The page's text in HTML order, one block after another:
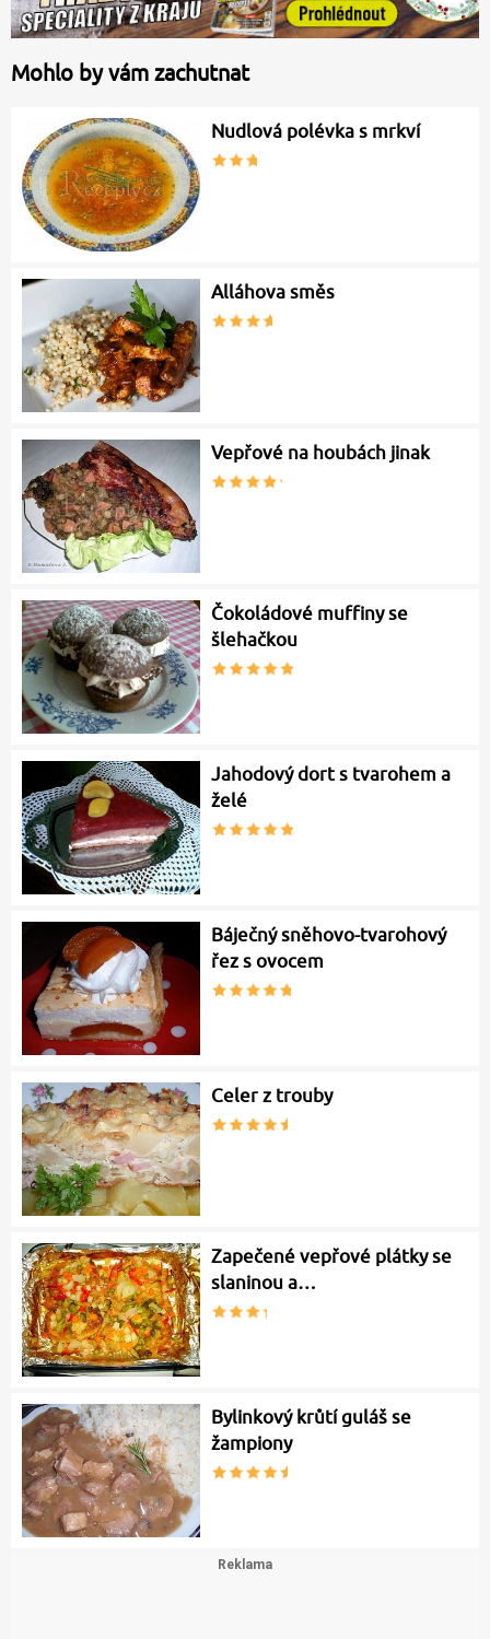
Mohlo by vám zachutnat
Nudlová polévka s mrkví
Alláhova směs
Vepřové na houbách jinak
Čokoládové muffiny se
šlehačkou
Jahodový dort s tvarohem a
želé
Báječný sněhovo-tvarohový
řez s ovocem
Celer z trouby
Zapečené vepřové plátky se
slaninou a…
Bylinkový krůtí guláš se
žampiony